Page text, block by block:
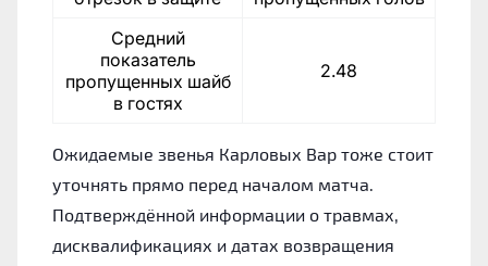
Средний
показатель
пропущенных шайб
в гостях
2.48
Ожидаемые звенья Карловых Вар тоже стоит
уточнять прямо перед началом матча.
Подтверждённой информации о травмах,
дисквалификациях и датах возвращения